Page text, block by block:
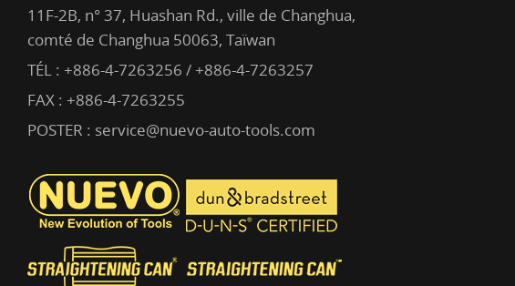
11F-2B, n° 37, Huashan Rd., ville de Changhua,
comté de Changhua 50063, Taïwan
TÉL : +886-4-7263256 / +886-4-7263257
FAX : +886-4-7263255
POSTER : service@nuevo-auto-tools.com